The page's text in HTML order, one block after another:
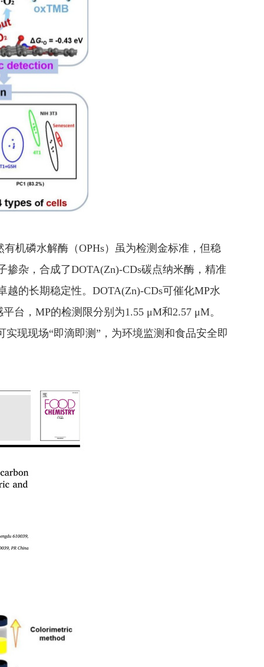
机磷水解酶（OPHs）虽为检测金标准，但稳
杂，合成了DOTA(Zn)-CDs碳点纳米酶，精准
越的长期稳定性。DOTA(Zn)-CDs可催化MP水
台，MP的检测限分别为1.55 μM和2.57 μM。
现现场“即滴即测”，为环境监测和食品安全即